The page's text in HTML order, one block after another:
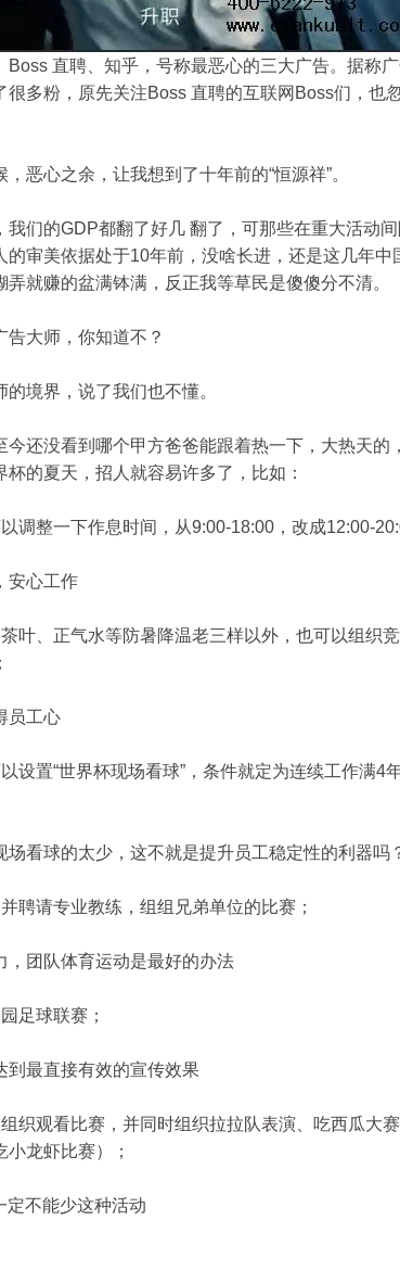
直聘、知乎，号称最恶心的三大广告。据称广
很多粉，原先关注Boss 直聘的互联网Boss们，也
心之余，让我想到了十年前的“恒源祥”。
们的GDP都翻了好几 翻了，可那些在重大活动间
的审美依据处于10年前，没啥长进，还是这几年中
就赚的盆满钵满，反正我等草民是傻傻分不清。
大师，你知道不？
境界，说了我们也不懂。
没看到哪个甲方爸爸能跟着热一下，大热天的
的夏天，招人就容易许多了，比如：
整一下作息时间，从9:00-18:00，改成12:00-
心工作
、正气水等防暑降温老三样以外，也可以组织
工心
置“世界杯现场看球”，条件就定为连续工作满4
看球的太少，这不就是提升员工稳定性的利器吗
请专业教练，组组兄弟单位的比赛；
团队体育运动是最好的办法
足球联赛；
最直接有效的宣传效果
观看比赛，并同时组织拉拉队表演、吃西瓜大
龙虾比赛）；
不能少这种活动